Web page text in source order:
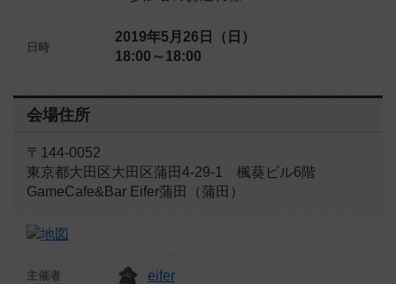
日時
2019年5月26日（日）
18:00～18:00
会場住所
〒144-0052
東京都大田区大田区蒲田4-29-1 楓葵ビル6階
GameCafe&Bar Eifer蒲田（蒲田）
主催者 eifer